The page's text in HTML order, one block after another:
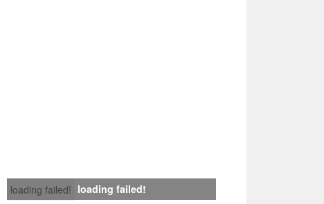
loading failed! loading failed!